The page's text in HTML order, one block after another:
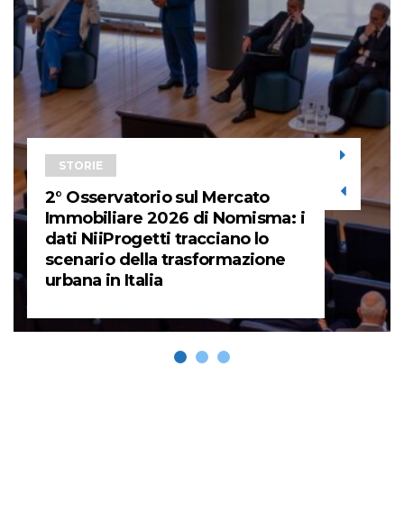
STORIE
2° Osservatorio sul Mercato
Immobiliare 2026 di Nomisma: i
dati NiiProgetti tracciano lo
scenario della trasformazione
urbana in Italia